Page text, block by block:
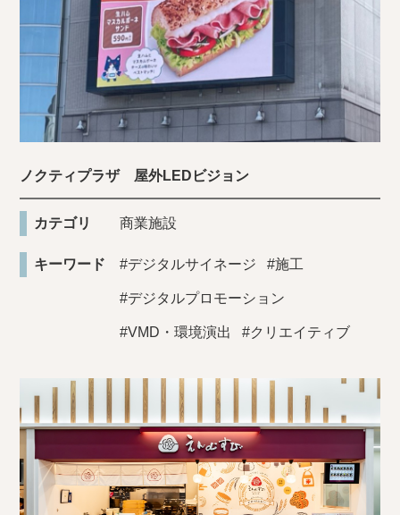
ノクティプラザ 屋外LEDビジョン
カテゴリ 商業施設
キーワード #デジタルサイネージ #施工
#デジタルプロモーション
#VMD・環境演出 #クリエイティブ